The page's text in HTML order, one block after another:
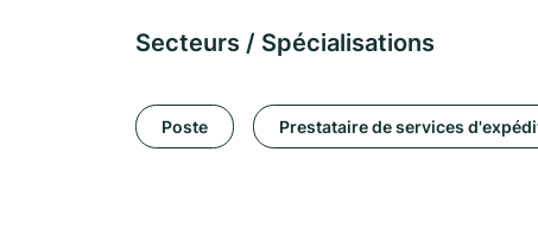
Secteurs / Spécialisations
Poste Prestataire de services